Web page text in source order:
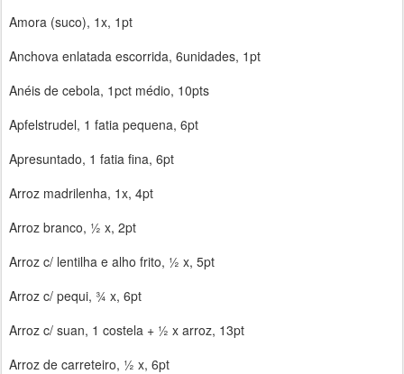
Amora (suco), 1x, 1pt
Anchova enlatada escorrida, 6unidades, 1pt
Anéis de cebola, 1pct médio, 10pts
Apfelstrudel, 1 fatia pequena, 6pt
Apresuntado, 1 fatia fina, 6pt
Arroz madrilenha, 1x, 4pt
Arroz branco, ½ x, 2pt
Arroz c/ lentilha e alho frito, ½ x, 5pt
Arroz c/ pequi, ¾ x, 6pt
Arroz c/ suan, 1 costela + ½ x arroz, 13pt
Arroz de carreteiro, ½ x, 6pt